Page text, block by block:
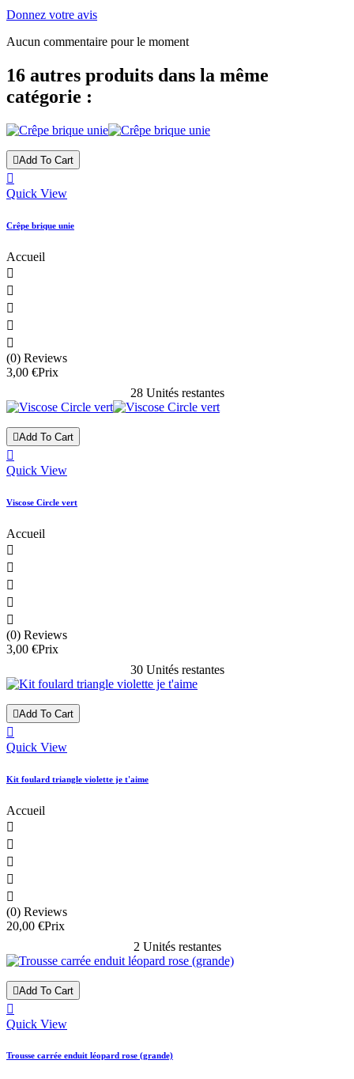
Donnez votre avis
Aucun commentaire pour le moment
16 autres produits dans la même
catégorie :
Add To Cart

Quick View
Crêpe brique unie
Accueil





(0) Reviews
3,00 €Prix
28 Unités restantes
Add To Cart

Quick View
Viscose Circle vert
Accueil





(0) Reviews
3,00 €Prix
30 Unités restantes
Add To Cart

Quick View
Kit foulard triangle violette je t'aime
Accueil





(0) Reviews
20,00 €Prix
2 Unités restantes
Add To Cart

Quick View
Trousse carrée enduit léopard rose (grande)